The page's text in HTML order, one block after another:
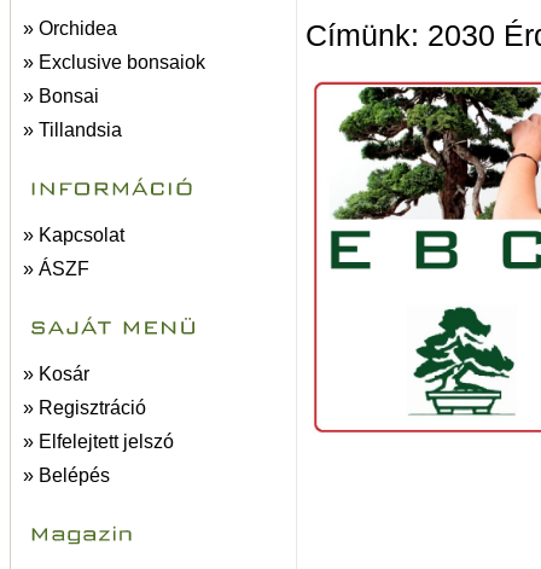
» Orchidea
» Exclusive bonsaiok
» Bonsai
» Tillandsia
» Kapcsolat
» ÁSZF
» Kosár
» Regisztráció
» Elfelejtett jelszó
» Belépés
Címünk: 2030